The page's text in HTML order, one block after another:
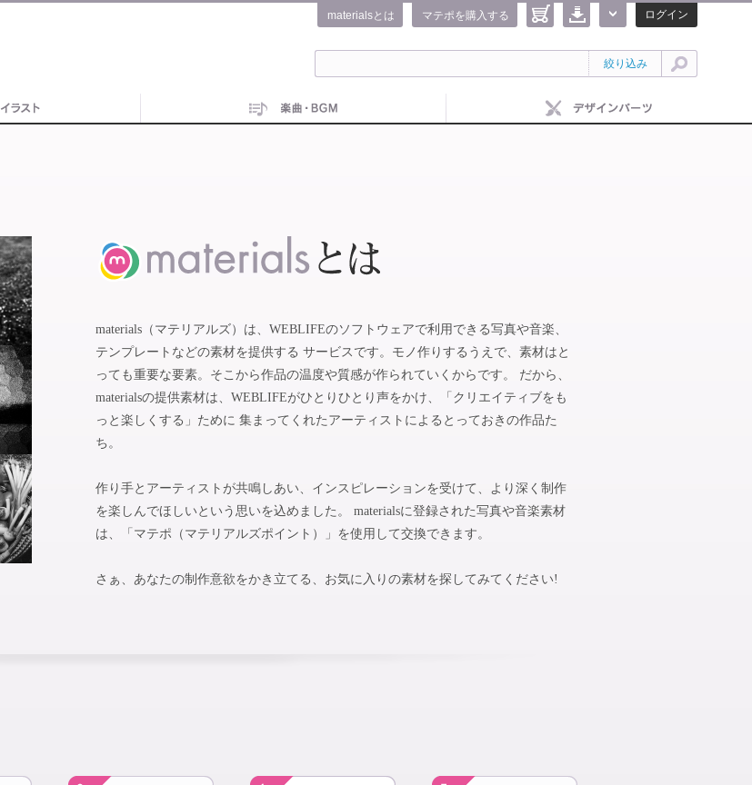
ログイン
マテポを購入する
materialsとは
絞り込み
materials（マテリアルズ）は、WEBLIFEのソフトウェアで利用できる写真や音楽、
テンプレートなどの素材を提供する サービスです。モノ作りするうえで、素材はと
っても重要な要素。そこから作品の温度や質感が作られていくからです。 だから、
materialsの提供素材は、WEBLIFEがひとりひとり声をかけ、「クリエイティブをも
っと楽しくする」ために 集まってくれたアーティストによるとっておきの作品た
ち。
作り手とアーティストが共鳴しあい、インスピレーションを受けて、より深く制作
を楽しんでほしいという思いを込めました。 materialsに登録された写真や音楽素材
は、「マテポ（マテリアルズポイント）」を使用して交換できます。
さぁ、あなたの制作意欲をかき立てる、お気に入りの素材を探してみてください!